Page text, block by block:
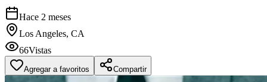
Hace 2 meses
Los Angeles, CA
66Vistas
Agregar a favoritos Compartir